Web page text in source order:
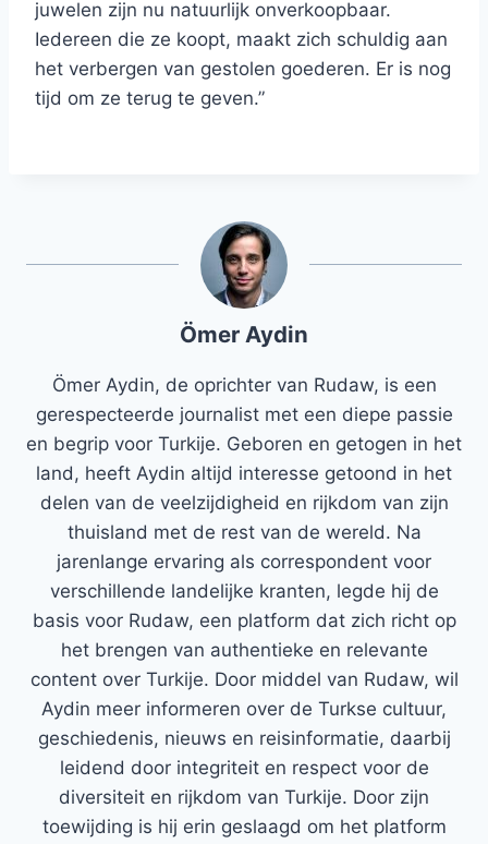
juwelen zijn nu natuurlijk onverkoopbaar.
Iedereen die ze koopt, maakt zich schuldig aan
het verbergen van gestolen goederen. Er is nog
tijd om ze terug te geven.”
Ömer Aydin
Ömer Aydin, de oprichter van Rudaw, is een
gerespecteerde journalist met een diepe passie
en begrip voor Turkije. Geboren en getogen in het
land, heeft Aydin altijd interesse getoond in het
delen van de veelzijdigheid en rijkdom van zijn
thuisland met de rest van de wereld. Na
jarenlange ervaring als correspondent voor
verschillende landelijke kranten, legde hij de
basis voor Rudaw, een platform dat zich richt op
het brengen van authentieke en relevante
content over Turkije. Door middel van Rudaw, wil
Aydin meer informeren over de Turkse cultuur,
geschiedenis, nieuws en reisinformatie, daarbij
leidend door integriteit en respect voor de
diversiteit en rijkdom van Turkije. Door zijn
toewijding is hij erin geslaagd om het platform